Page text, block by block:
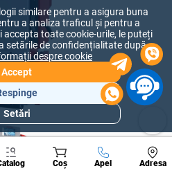
Coș Apel Adresa
A suna
populare
de
similare pentru a asigura buna
a analiza traficul și pentru a
toate cookie-urile, le puteți
setările de confidențialitate după
despre cookie
Accept
Setări